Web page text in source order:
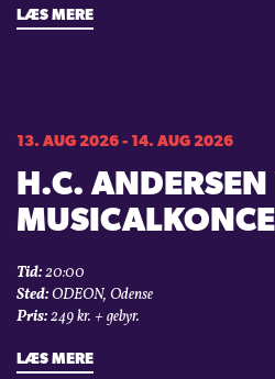
LÆS MERE
13. AUG 2026 - 14. AUG 2026
H.C. ANDERSEN
Tid:20:00
Sted:ODEON, Odense
Pris:249 kr. + gebyr.
LÆS MERE